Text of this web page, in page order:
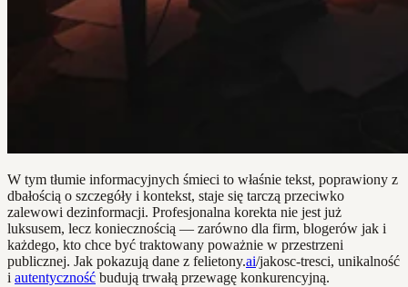
W tym tłumie informacyjnych śmieci to właśnie tekst, poprawiony z
dbałością o szczegóły i kontekst, staje się tarczą przeciwko
zalewowi dezinformacji. Profesjonalna korekta nie jest już
luksusem, lecz koniecznością — zarówno dla firm, blogerów jak i
każdego, kto chce być traktowany poważnie w przestrzeni
publicznej. Jak pokazują dane z felietony.ai/jakosc-tresci, unikalność
i autentyczność budują trwałą przewagę konkurencyjną.